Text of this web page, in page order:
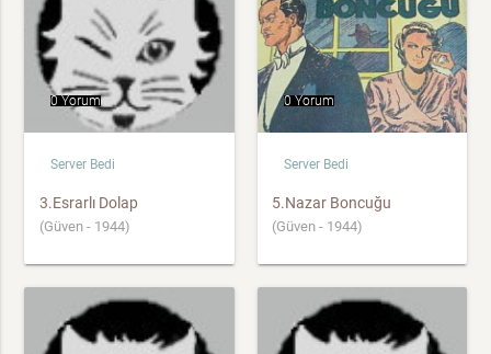
0 Yorum
Server Bedi
3.Esrarlı Dolap
(Güven - 1944)
0 Yorum
Server Bedi
5.Nazar Boncuğu
(Güven - 1944)